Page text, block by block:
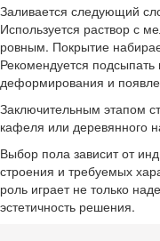
Заливается следующий
Используется раствор с
ровным. Покрытие
Рекомендуется
деформирования и
Заключительным этапом
кафеля или деревянного
Выбор пола зависит от
строения и требуемых
роль играет не только
эстетичность решения.